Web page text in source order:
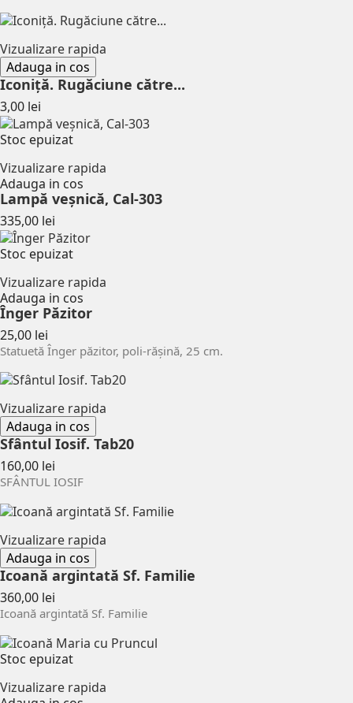
Vizualizare rapida
Adauga in cos
Iconiță. Rugăciune către...
3,00 lei
Stoc epuizat
Vizualizare rapida
Adauga in cos
Lampă veșnică, Cal-303
335,00 lei
Stoc epuizat
Vizualizare rapida
Adauga in cos
Înger Păzitor
25,00 lei
Statuetă Înger păzitor, poli-rășină, 25 cm.
Vizualizare rapida
Adauga in cos
Sfântul Iosif. Tab20
160,00 lei
SFÂNTUL IOSIF
Vizualizare rapida
Adauga in cos
Icoană argintată Sf. Familie
360,00 lei
Icoană argintată Sf. Familie
Stoc epuizat
Vizualizare rapida